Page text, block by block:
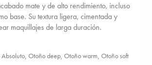
mate y de alto rendimiento, incluso
base. Su textura ligera, cimentada y
maquillajes de larga duración.
Otoño deep, Otoño warm, Otoño soft